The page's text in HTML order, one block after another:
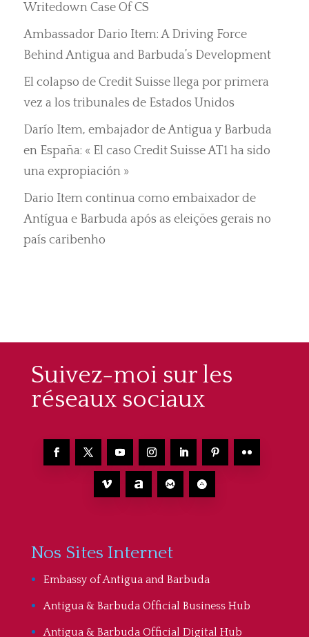
Writedown Case Of CS
Ambassador Dario Item: A Driving Force
Behind Antigua and Barbuda’s Development
El colapso de Credit Suisse llega por primera
vez a los tribunales de Estados Unidos
Darío Item, embajador de Antigua y Barbuda
en España: « El caso Credit Suisse AT1 ha sido
una expropiación »
Dario Item continua como embaixador de
Antígua e Barbuda após as eleições gerais no
país caribenho
Suivez-moi sur les
réseaux sociaux
Nos Sites Internet
Embassy of Antigua and Barbuda
Antigua & Barbuda Official Business Hub
Antigua & Barbuda Official Digital Hub